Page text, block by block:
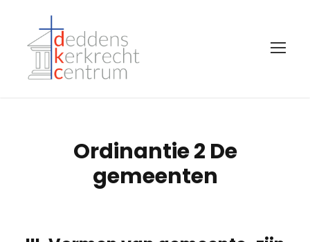
Ordinantie 2 De
gemeenten